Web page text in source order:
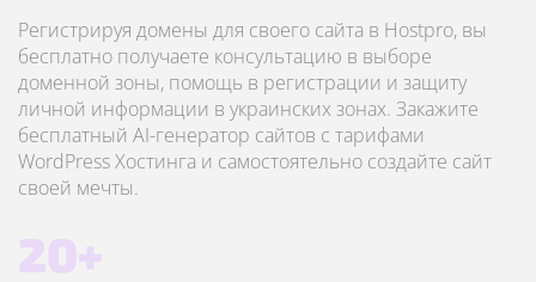
Регистрируя домены для своего сайта в Hostpro, вы
бесплатно получаете консультацию в выборе
доменной зоны, помощь в регистрации и защиту
личной информации в украинских зонах. Закажите
бесплатный AI-генератор сайтов с тарифами
WordPress Хостинга и самостоятельно создайте сайт
своей мечты.
20+